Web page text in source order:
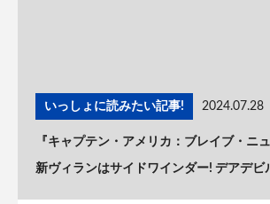
いっしょに読みたい記事! 2024.07.28
『キャプテン・アメリカ：ブレイブ・ニ
新ヴィランはサイドワインダー! デアデビ